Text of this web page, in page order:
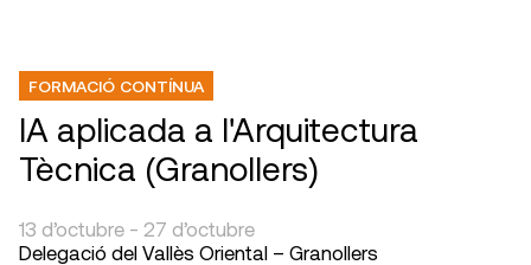
FORMACIÓ CONTÍNUA
IA aplicada a l'Arquitectura
Tècnica (Granollers)
13 d’octubre - 27 d’octubre
Delegació del Vallès Oriental – Granollers